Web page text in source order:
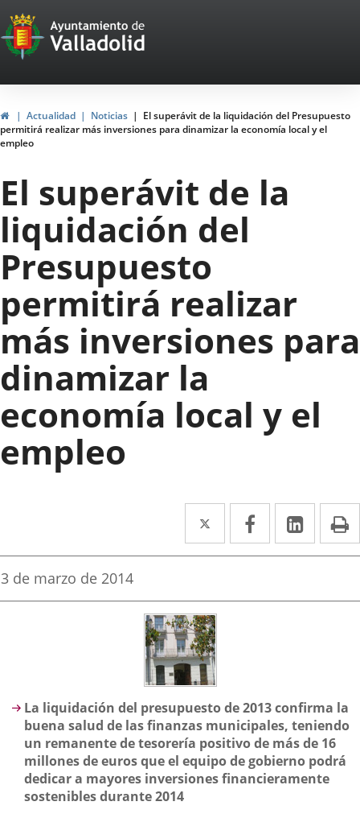
Portal
Web
del
Ayuntamiento
de
Valladolid
InicioActualidad Noticias
El superávit de la liquidación del Presupuesto
permitirá realizar más inversiones para dinamizar la economía local y el
empleo
El superávit de la
liquidación del
Presupuesto
permitirá realizar
más inversiones para
dinamizar la
economía local y el
empleo
Twitter
Enlace
a
aplicación
externa.
Facebook
Enlace
a
aplicación
Enlace
a
Fecha
la
3 de marzo de 2014
Descripción
La liquidación del presupuesto de 2013 confirma la
buena salud de las finanzas municipales, teniendo
un remanente de tesorería positivo de más de 16
millones de euros que el equipo de gobierno podrá
dedicar a mayores inversiones financieramente
sostenibles durante 2014